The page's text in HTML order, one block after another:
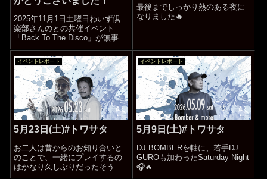
2025年11月1日土曜日わいず倶
楽部さんのとの共催イベント
「Back To The Disco」が無事終
タイムスリップしてダンスタイ
ム、チャチャのダンスレッス
ン、B-CLAPSによるダンスショ
ータイムそれぞれの...続きをみ
る
最後までしっかり熱のある夜に
なりました🔥
イベントレポート
5月23日(土)#トワサタ
お二人は昔からのお知り合いと
のことで、一緒にプレイするの
はかなり久しぶりだったそうで
イベントレポート
5月9日(土)#トワサタ
DJ BOMBERを軸に、若手DJ
GUROも加わったSaturday Night
🎧🔥